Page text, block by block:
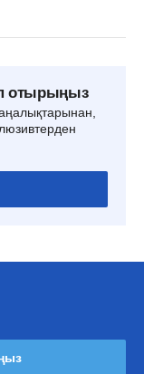
отырыңыз